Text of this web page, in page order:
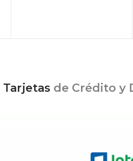
de Crédito y